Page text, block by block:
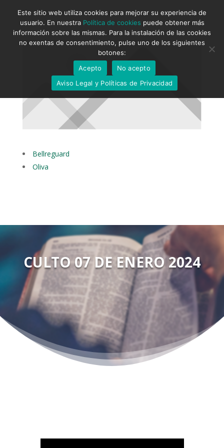
Bellreguard
Oliva
CULTO 07 DE ENERO 2024
Este sitio web utiliza cookies para mejorar su experiencia de
usuario. En nuestra Política de cookies puede obtener más
información sobre las mismas. Para la instalación de las cookies
no exentas de consentimiento, pulse uno de los siguientes
botones:
Acepto
No acepto
Aviso Legal y Políticas de Privacidad